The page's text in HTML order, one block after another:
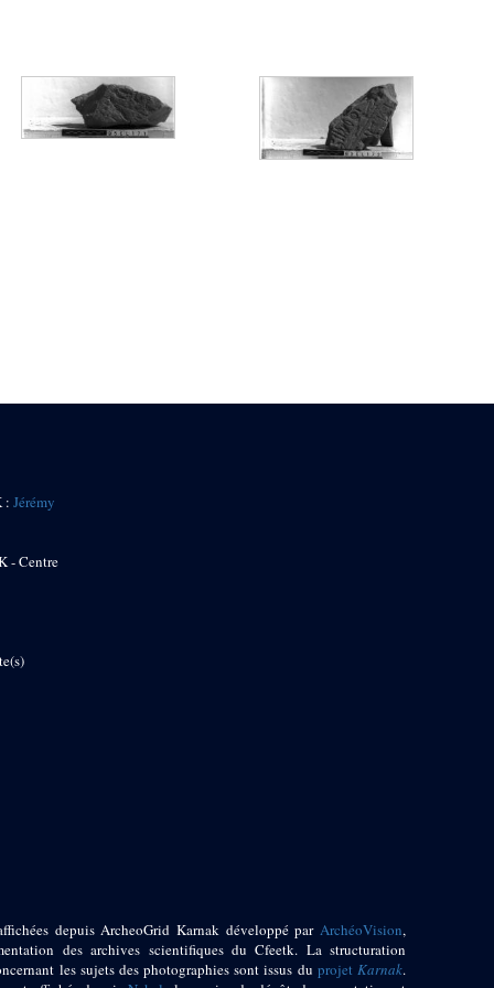
:Jérémy
- Centre
depuis ArcheoGrid Karnak développé par ArchéoVision,
des archives scientifiques du Cfeetk. La structuration
les sujets des photographies sont issus du projetKarnak.